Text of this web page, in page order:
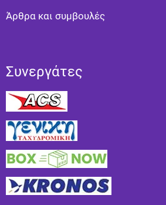
Άρθρα και συμβουλές
Συνεργάτες